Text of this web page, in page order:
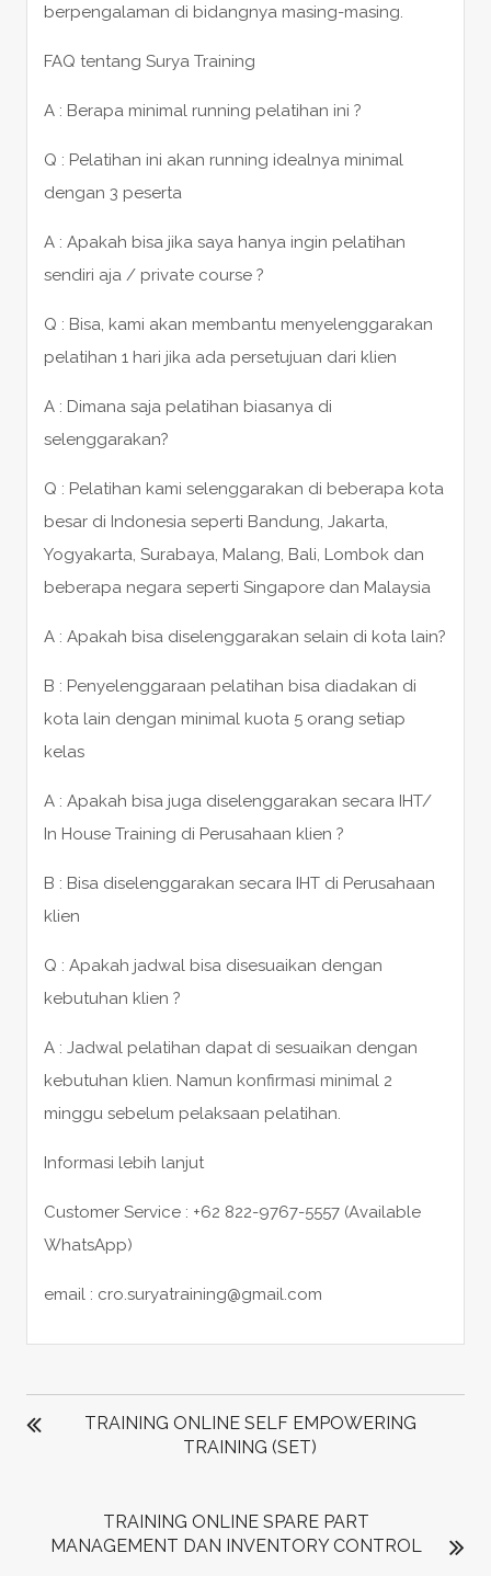
berpengalaman di bidangnya masing-masing.
FAQ tentang Surya Training
A : Berapa minimal running pelatihan ini ?
Q : Pelatihan ini akan running idealnya minimal
dengan 3 peserta
A : Apakah bisa jika saya hanya ingin pelatihan
sendiri aja / private course ?
Q : Bisa, kami akan membantu menyelenggarakan
pelatihan 1 hari jika ada persetujuan dari klien
A : Dimana saja pelatihan biasanya di
selenggarakan?
Q : Pelatihan kami selenggarakan di beberapa kota
besar di Indonesia seperti Bandung, Jakarta,
Yogyakarta, Surabaya, Malang, Bali, Lombok dan
beberapa negara seperti Singapore dan Malaysia
A : Apakah bisa diselenggarakan selain di kota lain?
B : Penyelenggaraan pelatihan bisa diadakan di
kota lain dengan minimal kuota 5 orang setiap
kelas
A : Apakah bisa juga diselenggarakan secara IHT/
In House Training di Perusahaan klien ?
B : Bisa diselenggarakan secara IHT di Perusahaan
klien
Q : Apakah jadwal bisa disesuaikan dengan
kebutuhan klien ?
A : Jadwal pelatihan dapat di sesuaikan dengan
kebutuhan klien. Namun konfirmasi minimal 2
minggu sebelum pelaksaan pelatihan.
Informasi lebih lanjut
Customer Service : +62 822-9767-5557 (Available
WhatsApp)
email : cro.suryatraining@gmail.com
POST
NAVIGATION
TRAINING ONLINE SELF EMPOWERING
TRAINING (SET)
TRAINING ONLINE SPARE PART
MANAGEMENT DAN INVENTORY CONTROL